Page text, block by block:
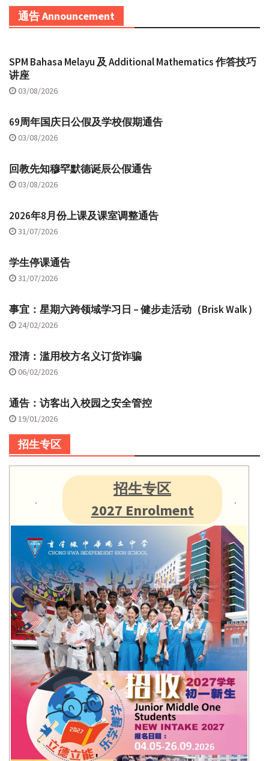
通告 Announcement
SPM Bahasa Melayu 及 Additional Mathematics 作答技巧
讲座
03/08/2026
69周年国庆日公假及学校假期通告
03/08/2026
回教先知穆罕默德诞辰公假通告
03/08/2026
2026年8月份上课及课室调整通告
31/07/2026
学生停课通告
31/07/2026
事宜：星期六跨领域学习日 – 健步走活动（Brisk Walk）
24/02/2026
澄清：滥用校方名义订货诈骗
06/02/2026
通告：访客出入校园之安全管控
19/01/2026
招生专区
招生专区
2027 Enrolment